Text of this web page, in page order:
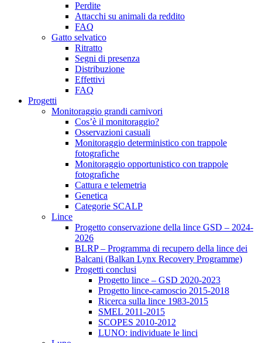
Perdite
Attacchi su animali da reddito
FAQ
Gatto selvatico
Ritratto
Segni di presenza
Distribuzione
Effettivi
FAQ
Progetti
Monitoraggio grandi carnivori
Cos’è il monitoraggio?
Osservazioni casuali
Monitoraggio deterministico con trappole
fotografiche
Monitoraggio opportunistico con trappole
fotografiche
Cattura e telemetria
Genetica
Categorie SCALP
Lince
Progetto conservazione della lince GSD – 2024-
2026
BLRP – Programma di recupero della lince dei
Balcani (Balkan Lynx Recovery Programme)
Progetti conclusi
Progetto lince – GSD 2020-2023
Progetto lince-camoscio 2015-2018
Ricerca sulla lince 1983-2015
SMEL 2011-2015
SCOPES 2010-2012
LUNO: individuate le linci